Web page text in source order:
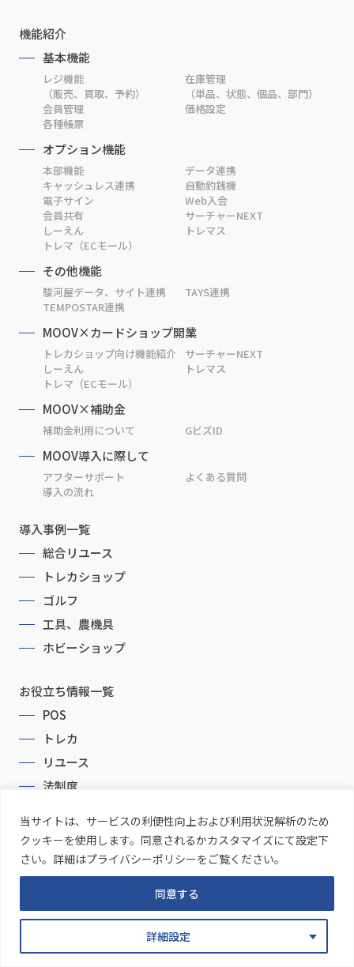
当サイトは、サービスの利便性向上および利用状況解析のため
クッキーを使用します。同意されるかカスタマイズにて設定下
さい。詳細はプライバシーポリシーをご覧ください。
詳細設定
同意する
資料ダウンロード お問い合わせ
機能紹介
基本機能
レジ機能
（販売、買取、予約）
在庫管理
（単品、状態、個品、部門）
会員管理
価格設定
各種帳票
オプション機能
本部機能
データ連携
キャッシュレス連携
自動釣銭機
電子サイン
Web入会
会員共有
サーチャーNEXT
しーえん
トレマス
トレマ（ECモール）
その他機能
駿河屋データ、サイト連携
TAYS連携
TEMPOSTAR連携
MOOV×カードショップ開業
トレカショップ向け機能紹介
サーチャーNEXT
しーえん
トレマス
トレマ（ECモール）
MOOV×補助金
補助金利用について GビズID
MOOV導入に際して
アフターサポート
よくある質問
導入の流れ
導入事例一覧
総合リユース
トレカショップ
ゴルフ
工具、農機具
ホビーショップ
お役立ち情報一覧
POS
トレカ
リユース
法制度